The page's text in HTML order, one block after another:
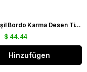
Aker Yeşil Bordo Karma Desen Tivil İpek Eşarp 8808713 - 951
$ 44.44
Hinzufügen